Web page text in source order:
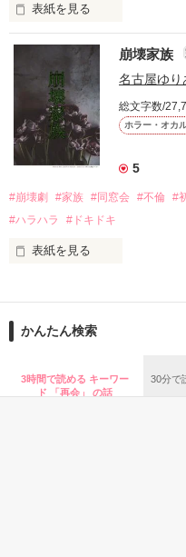
自分勝手な女子高生たちの
恋と友情、そして……
バケモノを生んで、殺して
2015.12.27.完結公開
表紙を見る
円形の都市で、生きる為に人
定められたシステムに抗う
殺し殺され、命の灯が完全
高い壁に阻まれ、出る事が
現れる獣のような怪物。
俺達は、生きる為に人を殺
崩壊家族
名古屋ゆり
総文字数/
ホラー・オカ
5
#崩壊劇 #家族 #同窓会 #不倫 #
#ハラハラ
#ドキドキ
表紙を見る
どこで道を間違えてしまっ
“幸せになりたい”
かんたん検索
3時間で読める キーワー
ド 「再会」 の話
30分で